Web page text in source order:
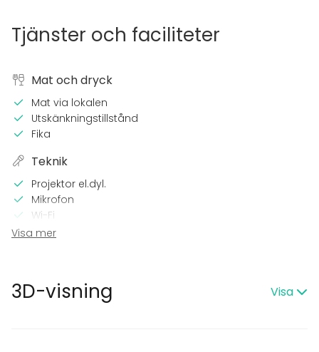
Tjänster och faciliteter
Mat och dryck
Mat via lokalen
Utskänkningstillstånd
Fika
Teknik
Projektor el.dyl.
Mikrofon
Wi-Fi
I lokalen
Tillgänglighetsanpassad
Takvåning
Visa mer
3D-visning Visa